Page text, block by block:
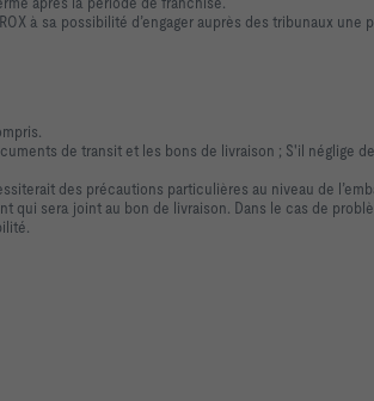
à sa possibilité d’engager auprès des tribunaux
de transit et les bons de livraison ; S'il néglige
des précautions particulières au niveau de
sera joint au bon de livraison. Dans le cas de